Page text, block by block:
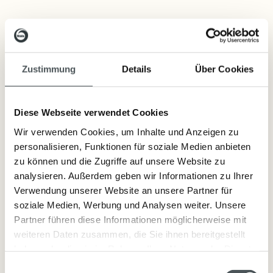
Zustimmung Details Über Cookies
Diese Webseite verwendet Cookies
Wir verwenden Cookies, um Inhalte und Anzeigen zu
personalisieren, Funktionen für soziale Medien anbieten
zu können und die Zugriffe auf unsere Website zu
analysieren. Außerdem geben wir Informationen zu Ihrer
Verwendung unserer Website an unsere Partner für
soziale Medien, Werbung und Analysen weiter. Unsere
Partner führen diese Informationen möglicherweise mit
weiteren Daten zusammen, die Sie ihnen bereitgestellt
Pflege von trockenen Haaren.
Lieferzeit: sofort lieferbar
12,80 €
Inkl. Steuern, exkl. Versandkosten
Artikelnummer:2413